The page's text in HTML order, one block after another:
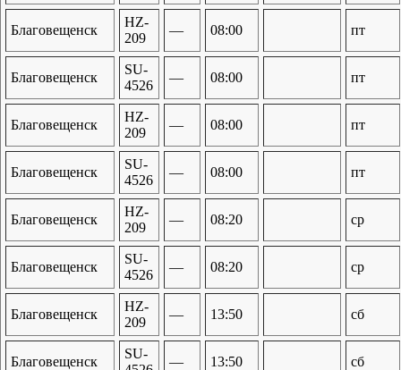
Благовещенск
HZ-
209
— 08:00 пт
Благовещенск
SU-
4526
— 08:00 пт
Благовещенск
HZ-
209
— 08:00 пт
Благовещенск
SU-
4526
— 08:00 пт
Благовещенск
HZ-
209
— 08:20 ср
Благовещенск
SU-
4526
— 08:20 ср
Благовещенск
HZ-
209
— 13:50 сб
Благовещенск
SU-
— 13:50 сб